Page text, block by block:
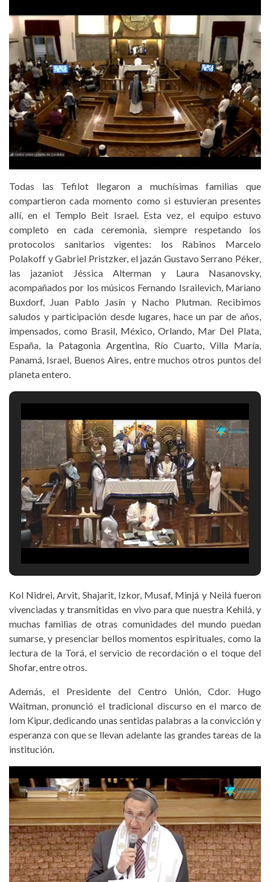
Todas las Tefilot llegaron a muchísimas familias que
compartieron cada momento como si estuvieran presentes
allí, en el Templo Beit Israel. Esta vez, el equipo estuvo
completo en cada ceremonia, siempre respetando los
protocolos sanitarios vigentes: los Rabinos Marcelo
Polakoff y Gabriel Pristzker, el jazán Gustavo Serrano Péker,
las jazaniot Jéssica Alterman y Laura Nasanovsky,
acompañados por los músicos Fernando Israilevich, Mariano
Buxdorf, Juan Pablo Jasín y Nacho Plutman. Recibimos
saludos y participación desde lugares, hace un par de años,
impensados, como Brasil, México, Orlando, Mar Del Plata,
España, la Patagonia Argentina, Río Cuarto, Villa María,
Panamá, Israel, Buenos Aires, entre muchos otros puntos del
planeta entero.
Kol Nidrei, Arvit, Shajarit, Izkor, Musaf, Minjá y Neilá fueron
vivenciadas y transmitidas en vivo para que nuestra Kehilá, y
muchas familias de otras comunidades del mundo puedan
sumarse, y presenciar bellos momentos espirituales, como la
lectura de la Torá, el servicio de recordación o el toque del
Shofar, entre otros.
Además, el Presidente del Centro Unión, Cdor. Hugo
Waitman, pronunció el tradicional discurso en el marco de
Iom Kipur, dedicando unas sentidas palabras a la convicción y
esperanza con que se llevan adelante las grandes tareas de la
institución.